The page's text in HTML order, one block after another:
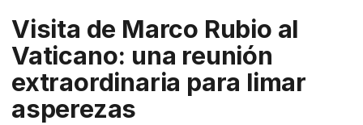
Visita de Marco Rubio al
Vaticano: una reunión
extraordinaria para limar
asperezas